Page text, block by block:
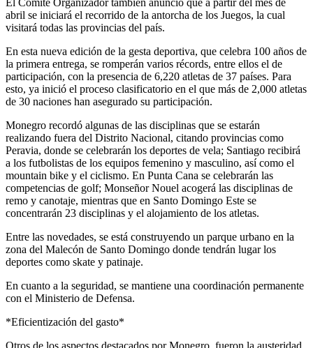
El Comité Organizador también anunció que a partir del mes de
abril se iniciará el recorrido de la antorcha de los Juegos, la cual
visitará todas las provincias del país.
En esta nueva edición de la gesta deportiva, que celebra 100 años de
la primera entrega, se romperán varios récords, entre ellos el de
participación, con la presencia de 6,220 atletas de 37 países. Para
esto, ya inició el proceso clasificatorio en el que más de 2,000 atletas
de 30 naciones han asegurado su participación.
Monegro recordó algunas de las disciplinas que se estarán
realizando fuera del Distrito Nacional, citando provincias como
Peravia, donde se celebrarán los deportes de vela; Santiago recibirá
a los futbolistas de los equipos femenino y masculino, así como el
mountain bike y el ciclismo. En Punta Cana se celebrarán las
competencias de golf; Monseñor Nouel acogerá las disciplinas de
remo y canotaje, mientras que en Santo Domingo Este se
concentrarán 23 disciplinas y el alojamiento de los atletas.
Entre las novedades, se está construyendo un parque urbano en la
zona del Malecón de Santo Domingo donde tendrán lugar los
deportes como skate y patinaje.
En cuanto a la seguridad, se mantiene una coordinación permanente
con el Ministerio de Defensa.
*Eficientización del gasto*
Otros de los aspectos destacados por Monegro, fueron la austeridad,